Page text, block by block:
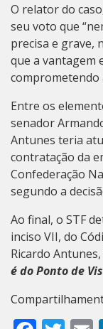
O relator do
seu voto que
precisa e grave,
que a vantagem
comprometendo
Entre os
senador
Antunes teria
contratação da
Confederação
segundo a
Ao final, o STF
inciso VII, do
Ricardo
é do Ponto de